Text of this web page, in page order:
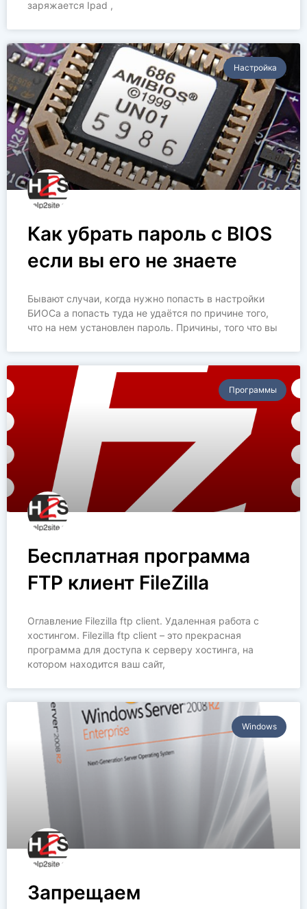
заряжается Ipad ,
Настройка
Как убрать пароль с BIOS
если вы его не знаете
Бывают случаи, когда нужно попасть в настройки
БИОСа а попасть туда не удаётся по причине того,
что на нем установлен пароль. Причины, того что вы
Программы
Бесплатная программа
FTP клиент FileZilla
Оглавление Filezilla ftp client. Удаленная работа с
хостингом. Filezilla ftp client – это прекрасная
программа для доступа к серверу хостинга, на
котором находится ваш сайт,
Windows
Запрещаем